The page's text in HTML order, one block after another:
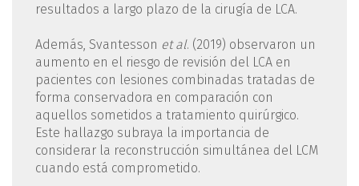
resultados a largo plazo de la cirugía de LCA.
Además, Svantesson et al. (2019) observaron un
aumento en el riesgo de revisión del LCA en
pacientes con lesiones combinadas tratadas de
forma conservadora en comparación con
aquellos sometidos a tratamiento quirúrgico.
Este hallazgo subraya la importancia de
considerar la reconstrucción simultánea del LCM
cuando está comprometido.